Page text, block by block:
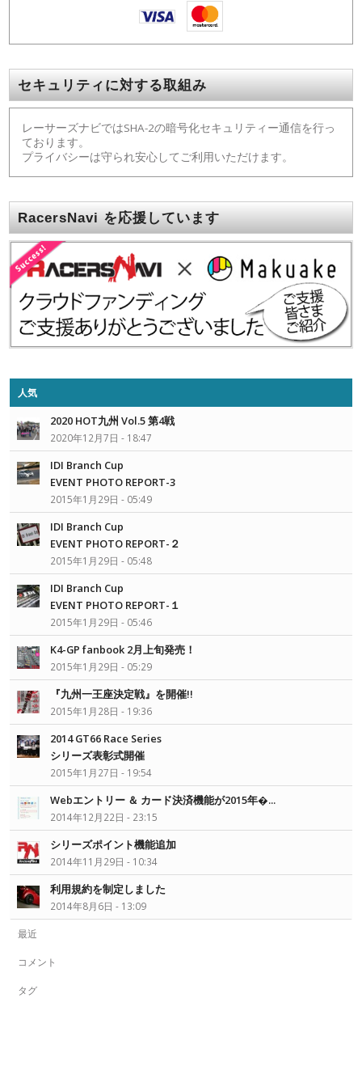
セキュリティに対する取組み
レーサーズナビではSHA-2の暗号化セキュリティー通信を行っ
ております。
プライバシーは守られ安心してご利用いただけます。
RacersNavi を応援しています
人気
2020 HOT九州 Vol.5 第4戦
2020年12月7日 - 18:47
IDI Branch Cup
EVENT PHOTO REPORT-3
2015年1月29日 - 05:49
IDI Branch Cup
EVENT PHOTO REPORT-２
2015年1月29日 - 05:48
IDI Branch Cup
EVENT PHOTO REPORT-１
2015年1月29日 - 05:46
K4-GP fanbook 2月上旬発売！
2015年1月29日 - 05:29
『九州一王座決定戦』を開催!!
2015年1月28日 - 19:36
2014 GT66 Race Series
シリーズ表彰式開催
2015年1月27日 - 19:54
Webエントリー ＆ カード決済機能が2015年�...
2014年12月22日 - 23:15
シリーズポイント機能追加
2014年11月29日 - 10:34
利用規約を制定しました
2014年8月6日 - 13:09
最近
コメント
タグ